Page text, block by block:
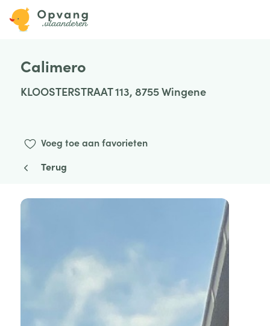
Calimero
KLOOSTERSTRAAT 113, 8755 Wingene
Voeg toe aan favorieten
Terug